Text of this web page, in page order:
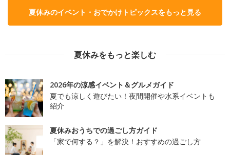
夏休みのイベント・おでかけトピックスをもっと見る
夏休みをもっと楽しむ
2026年の涼感イベント＆グルメガイド
夏でも涼しく遊びたい！夜間開催や水系イベントも
紹介
夏休みおうちでの過ごし方ガイド
「家で何する？」を解決！おすすめの過ごし方